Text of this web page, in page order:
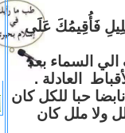
فَأُقِيمُكَ عَلَى
السماء بعد
العادلة .
حبا للكل كان
ولا ملل كان